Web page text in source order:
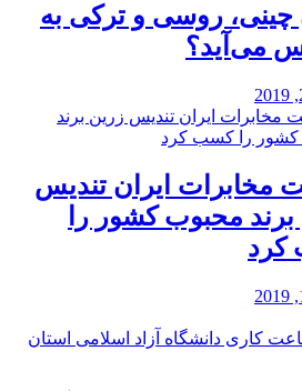
چینی، روسی و ترکی به
می‌آید؟
مخابرات ایران تندیس
محبوب کشور را